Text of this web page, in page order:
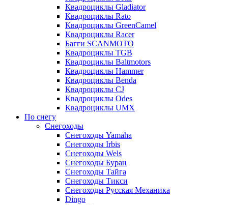
Квадроциклы Gladiator
Квадроциклы Rato
Квадроциклы GreenCamel
Квадроциклы Racer
Багги SCANMOTO
Квадроциклы TGB
Квадроциклы Baltmotors
Квадроциклы Hammer
Квадроциклы Benda
Квадроциклы CJ
Квадроциклы Odes
Квадроциклы UMX
По снегу
Снегоходы
Снегоходы Yamaha
Снегоходы Irbis
Снегоходы Wels
Снегоходы Буран
Снегоходы Тайга
Снегоходы Тикси
Снегоходы Русская Механика
Dingo